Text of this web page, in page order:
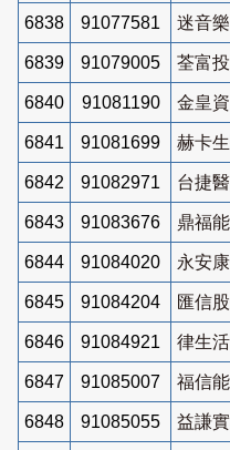
6838 91077581 迷音
6839 91079005 荃富
6840 91081190 金皇
6841 91081699 赫卡
6842 91082971 台捷
6843 91083676 鼎福
6844 91084020 永安
6845 91084204 匯信
6846 91084921 律生
6847 91085007 福信
6848 91085055 益謙